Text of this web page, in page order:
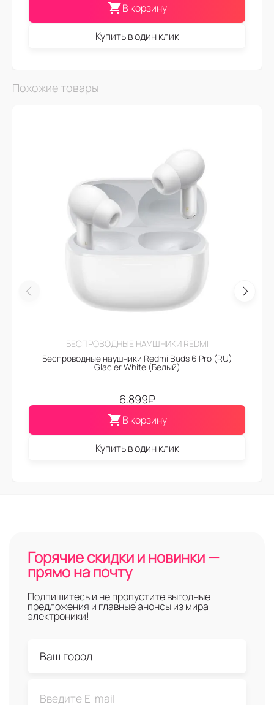
В корзину
Купить в один клик
Похожие товары
БЕСПРОВОДНЫЕ НАУШНИКИ REDMI
Беспроводные наушники Redmi Buds 6 Pro (RU)
Glacier White (Белый)
6.899₽
В корзину
Купить в один клик
Горячие скидки и новинки —
прямо на почту
Подпишитесь и не пропустите выгодные
предложения и главные анонсы из мира
электроники!